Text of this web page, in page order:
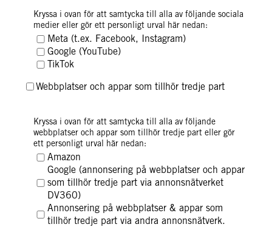
nätverket dina uppgifter, som vi kan komplettera med din e-
postadress/andra identifierare (i förekommande fall i hashat
format) utöver de ovan nämnda uppgifterna för
personanpassning och uppgifter om identifierade
egenskaper och intressen. För mer information, vänligen läs
vår Dataskyddspolicy
Kryssa i ovan för att samtycka till alla av följande sociala
medier eller gör ett personligt urval här nedan:
Meta (t.ex. Facebook, Instagram)
Google (YouTube)
TikTok
Webbplatser och appar som tillhör tredje part
annonsnätverket/webbplatsen dina uppgifter, som vi kan
komplettera med din e-postadress/andra identifierare (i
förekommande fall i hashat format) utöver de ovan nämnda
uppgifterna för personanpassning och uppgifter om
identifierade egenskaper och intressen.
Kryssa i ovan för att samtycka till alla av följande
webbplatser och appar som tillhör tredje part eller gör
ett personligt urval här nedan:
Amazon
Google (annonsering på webbplatser och appar
som tillhör tredje part via annonsnätverket
DV360)
Annonsering på webbplatser & appar som
tillhör tredje part via andra annonsnätverk.